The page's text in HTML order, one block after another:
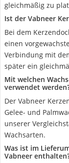
gleichmäßig zu
Ist der Vabneer
Bei dem
einen
Verbindung mit
später ein
Mit welchen
verwendet
Der Vabneer
Gelee- und
unserer
Wachsarten.
Was ist im
Vabneer